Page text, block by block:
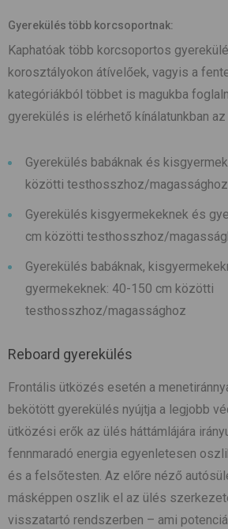
Gyerekülés több korcsoportnak:
Kaphatóak több korcsoportos
korosztályokon átívelőek, vagyis a
kategóriákból többet is magukba
gyerekülés is elérhető kínálatunkban
Gyerekülés babáknak és
közötti testhosszhoz/magassághoz
Gyerekülés kisgyermekeknek és
cm közötti testhosszhoz/
Gyerekülés babáknak,
gyermekeknek: 40-150 cm közötti
testhosszhoz/magassághoz
Reboard gyerekülés
Frontális ütközés esetén a
bekötött gyerekülés nyújtja a legjobb
ütközési erők az ülés háttámlájára
fennmaradó energia egyenletesen
és a felsőtesten. Az előre néző
másképpen oszlik el az ülés
visszatartó rendszerben – ami